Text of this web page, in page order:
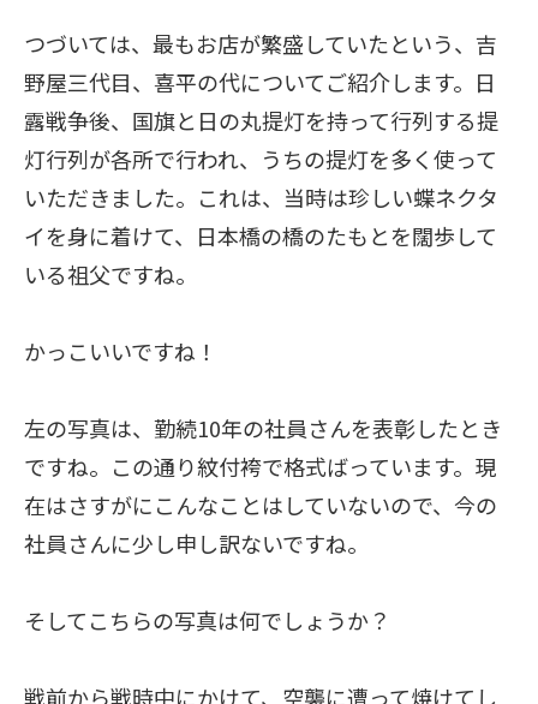
つづいては、最もお店が繁盛していたという、吉
野屋三代目、喜平の代についてご紹介します。日
露戦争後、国旗と日の丸提灯を持って行列する提
灯行列が各所で行われ、うちの提灯を多く使って
いただきました。これは、当時は珍しい蝶ネクタ
イを身に着けて、日本橋の橋のたもとを闊歩して
いる祖父ですね。
かっこいいですね！
左の写真は、勤続10年の社員さんを表彰したとき
ですね。この通り紋付袴で格式ばっています。現
在はさすがにこんなことはしていないので、今の
社員さんに少し申し訳ないですね。
そしてこちらの写真は何でしょうか？
戦前から戦時中にかけて、空襲に遭って焼けてし